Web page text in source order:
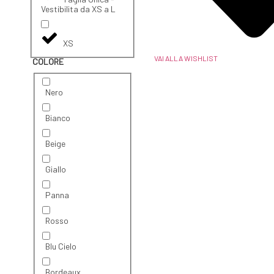
Vestibilita da XS a L
XS
COLORE
Nero
Bianco
Beige
Giallo
Panna
Rosso
Blu Cielo
VAI ALLA WISHLIST